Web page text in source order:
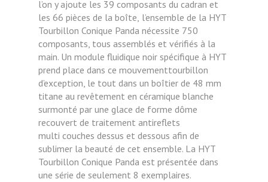
l’on y ajoute les 39 composants du cadran et
les 66 pièces de la boîte, l’ensemble de la HYT
Tourbillon Conique Panda nécessite 750
composants, tous assemblés et vérifiés à la
main. Un module fluidique noir spécifique à HYT
prend place dans ce mouvementtourbillon
d’exception, le tout dans un boîtier de 48 mm
titane au revêtement en céramique blanche
surmonté par une glace de forme dôme
recouvert de traitement antireflets
multi couches dessus et dessous afin de
sublimer la beauté de cet ensemble. La HYT
Tourbillon Conique Panda est présentée dans
une série de seulement 8 exemplaires.